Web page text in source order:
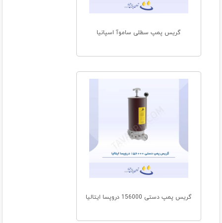
گریس پمپ سطلی ساموآ اسپانیا
گریس پمپ دستی 156000 دروپسا ایتالیا